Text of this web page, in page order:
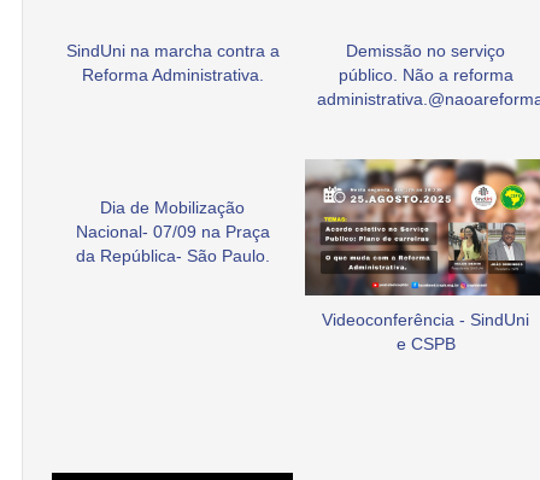
SindUni na marcha contra a
Reforma Administrativa.
Demissão no serviço
público. Não a reforma
Dia de Mobilização
Nacional- 07/09 na Praça
da República- São Paulo.
Videoconferência - SindUni
e CSPB